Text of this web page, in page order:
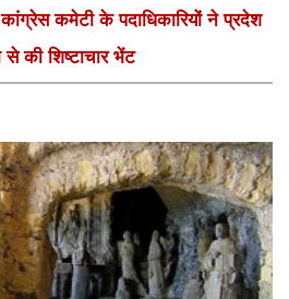
कमेटी के पदाधिकारियों ने प्रदेश
से की शिष्टाचार भेंट